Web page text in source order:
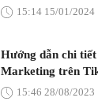
15:14 15/01/2024
Hướng dẫn chi
Marketing trên
15:46 28/08/2023